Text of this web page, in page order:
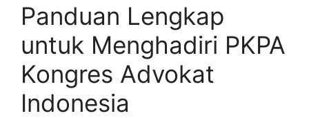
Panduan Lengkap
untuk Menghadiri PKPA
Kongres Advokat
Indonesia